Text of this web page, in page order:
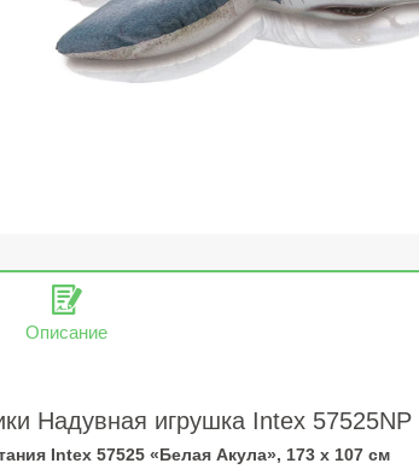
Описание
Надувная игрушка Intex
Intex 57525 «Белая Акула», 173 х 107 см